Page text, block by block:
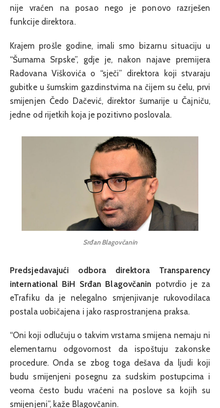
nije vraćen na posao nego je ponovo razrješen
funkcije direktora.
Krajem prošle godine, imali smo bizarnu situaciju u
“Šumama Srpske”, gdje je, nakon najave premijera
Radovana Viškovića o “sječi” direktora koji stvaraju
gubitke u šumskim gazdinstvima na čijem su čelu, prvi
smijenjen Čedo Dačević, direktor šumarije u Čajniču,
jedne od rijetkih koja je pozitivno poslovala.
Srđan Blagovčanin
Predsjedavajući odbora direktora Transparency
international BiH Srđan Blagovčanin potvrdio je za
eTrafiku da je nelegalno smjenjivanje rukovodilaca
postala uobičajena i jako rasprostranjena praksa.
“Oni koji odlučuju o takvim vrstama smijena nemaju ni
elementarnu odgovornost da ispoštuju zakonske
procedure. Onda se zbog toga dešava da ljudi koji
budu smijenjeni posegnu za sudskim postupcima i
veoma često budu vraćeni na poslove sa kojih su
smijenjeni”, kaže Blagovčanin.